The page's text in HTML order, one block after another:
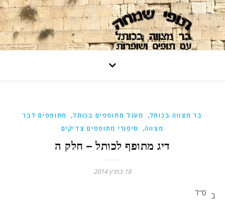
בר מצווה בכותל, מעגל מתופפים בכותל,
מתופפים לבר
מצווה, סיפורי מתופפים צדיקים
דיג מתופף לכותל – חלק ה
18 במרץ 2014
ב ס"ד